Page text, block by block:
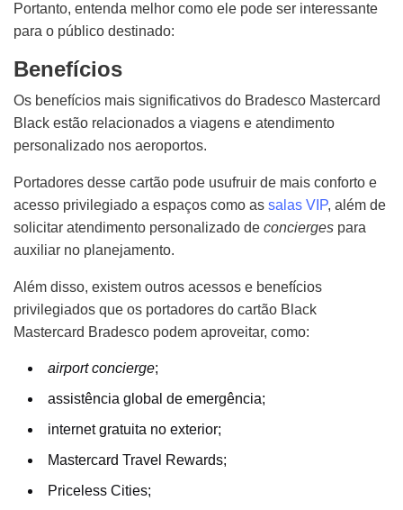
Portanto, entenda melhor como ele pode ser interessante
para o público destinado:
Benefícios
Os benefícios mais significativos do Bradesco Mastercard
Black estão relacionados a viagens e atendimento
personalizado nos aeroportos.
Portadores desse cartão pode usufruir de mais conforto e
acesso privilegiado a espaços como as salas VIP, além de
solicitar atendimento personalizado de concierges para
auxiliar no planejamento.
Além disso, existem outros acessos e benefícios
privilegiados que os portadores do cartão Black
Mastercard Bradesco podem aproveitar, como:
airport concierge;
assistência global de emergência;
internet gratuita no exterior;
Mastercard Travel Rewards;
Priceless Cities;